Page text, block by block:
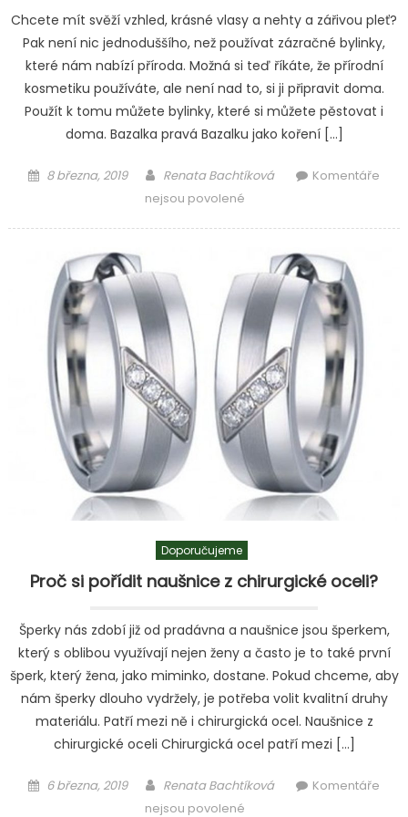
Chcete mít svěží vzhled, krásné vlasy a nehty a zářivou pleť?
Pak není nic jednoduššího, než používat zázračné bylinky,
které nám nabízí příroda. Možná si teď říkáte, že přírodní
kosmetiku používáte, ale není nad to, si ji připravit doma.
Použít k tomu můžete bylinky, které si můžete pěstovat i
doma. Bazalka pravá Bazalku jako koření […]
Posted
8 března, 2019 Author
Renata Bachtíková
Komentáře
nejsou povolené
názvem
Bylinky
pro
krásu
Doporučujeme
Proč si pořídit naušnice z chirurgické oceli?
Šperky nás zdobí již od pradávna a naušnice jsou šperkem,
který s oblibou využívají nejen ženy a často je to také první
šperk, který žena, jako miminko, dostane. Pokud chceme, aby
nám šperky dlouho vydržely, je potřeba volit kvalitní druhy
materiálu. Patří mezi ně i chirurgická ocel. Naušnice z
chirurgické oceli Chirurgická ocel patří mezi […]
Posted
6 března, 2019 Author
Renata Bachtíková
Komentáře
nejsou povolené